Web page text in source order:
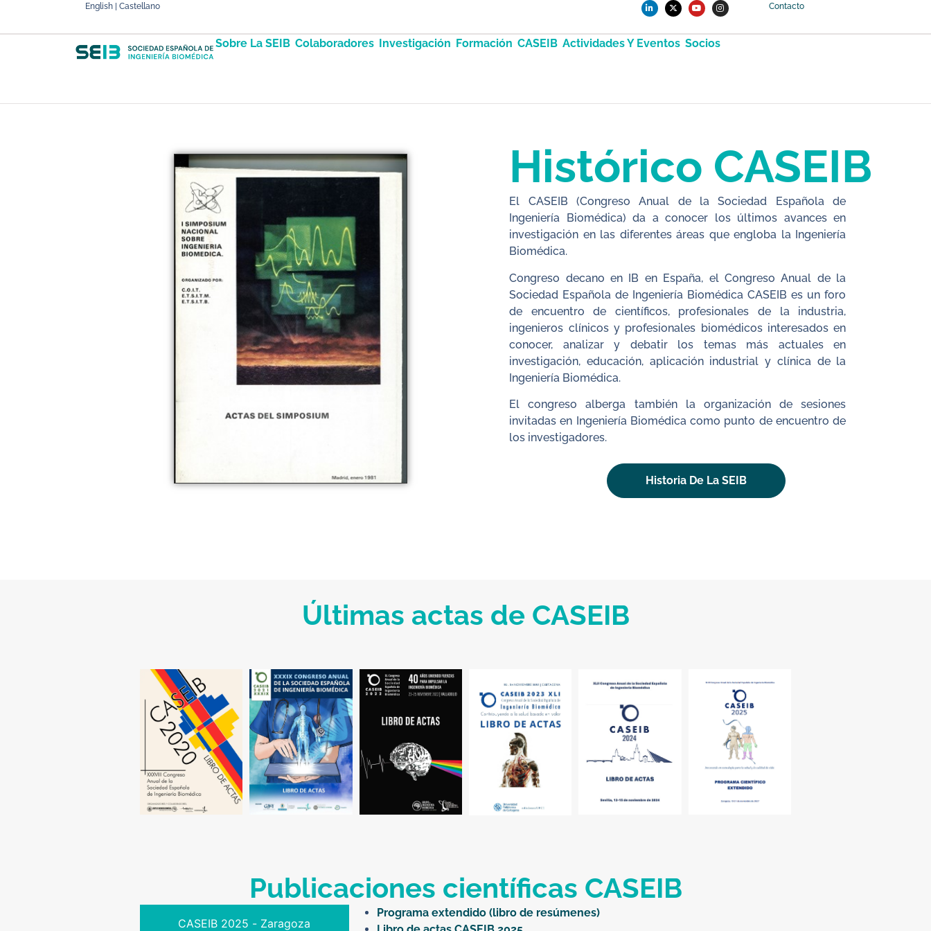
English | Castellano Contacto
Sobre La SEIB Colaboradores Investigación Formación CASEIB Actividades Y Eventos Socios
Histórico CASEIB
El CASEIB (Congreso Anual de la Sociedad Española de
Ingeniería Biomédica) da a conocer los últimos avances en
investigación en las diferentes áreas que engloba la Ingeniería
Biomédica.
Congreso decano en IB en España, el Congreso Anual de la
Sociedad Española de Ingeniería Biomédica CASEIB es un foro
de encuentro de científicos, profesionales de la industria,
ingenieros clínicos y profesionales biomédicos interesados en
conocer, analizar y debatir los temas más actuales en
investigación, educación, aplicación industrial y clínica de la
Ingeniería Biomédica.
El congreso alberga también la organización de sesiones
invitadas en Ingeniería Biomédica como punto de encuentro de
los investigadores.
Historia De La SEIB
Últimas actas de CASEIB
Publicaciones científicas CASEIB
CASEIB 2025 - Zaragoza
Programa extendido (libro de resúmenes)